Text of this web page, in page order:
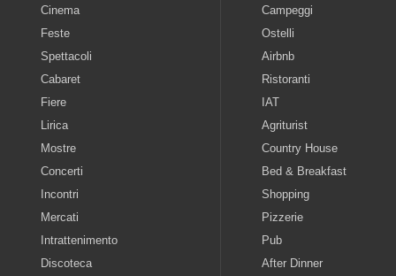
Cinema
Feste
Spettacoli
Cabaret
Fiere
Lirica
Mostre
Concerti
Incontri
Mercati
Intrattenimento
Discoteca
Campeggi
Ostelli
Airbnb
Ristoranti
IAT
Agriturist
Country House
Bed & Breakfast
Shopping
Pizzerie
Pub
After Dinner